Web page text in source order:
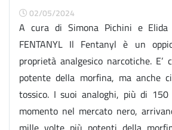
02/05/2024
A cura di Simona Pichini e Elida
FENTANYL Il Fentanyl è un
proprietà analgesico narcotiche.
potente della morfina, ma anche
tossico. I suoi analoghi, più di
momento nel mercato nero,